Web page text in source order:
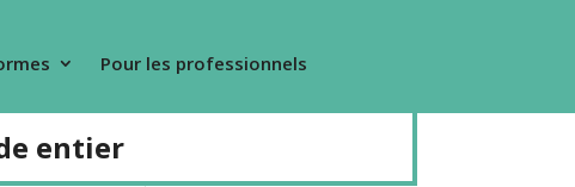
Pour les professionnels
entier